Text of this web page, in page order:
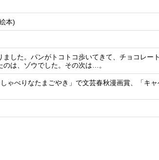
本)
した。パンがトコトコ歩いてきて、チョコレー
は、ゾウでした。その次は…。
ゃべりなたまごやき」で文芸春秋漫画賞、「キ